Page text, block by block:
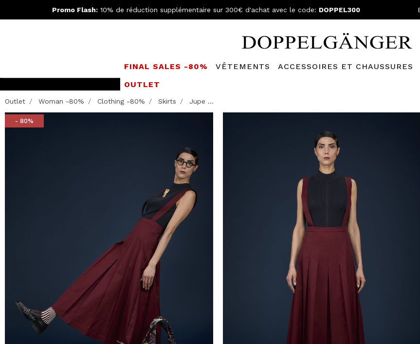
Promo Flash: 10% de réduction supplémentaire sur 300€ d'achat avec le code: DOPPEL300
FINAL SALES -80% VÊTEMENTS ACCESSOIRES ET CHAUSSURES
OUTLET
Outlet Woman -80% Clothing -80% Skirts Jupe ...
- 80%